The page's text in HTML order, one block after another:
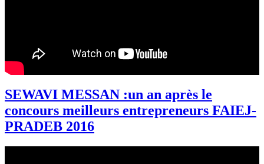
SEWAVI MESSAN :un an après le
concours meilleurs entrepreneurs FAIEJ-
PRADEB 2016